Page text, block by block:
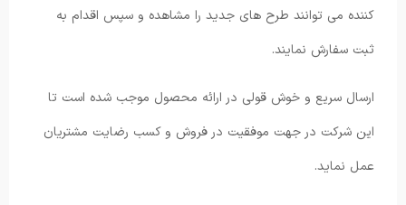
کننده می توانند طرح های جدید را مشاهده و سپس اقدام به
ثبت سفارش نمایند.
ارسال سریع و خوش قولی در ارائه محصول موجب شده است تا
این شرکت در جهت موفقیت در فروش و کسب رضایت مشتریان
عمل نماید.